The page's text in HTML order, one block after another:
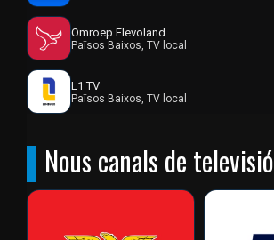
Omroep Flevoland
Països Baixos, TV local
L1 TV
Països Baixos, TV local
Nous canals de televisió